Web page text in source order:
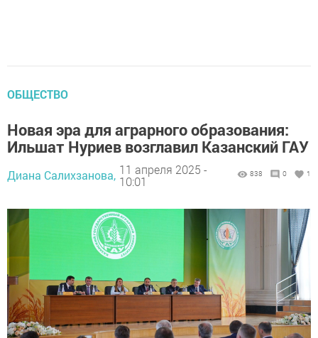
ОБЩЕСТВО
Новая эра для аграрного образования:
Ильшат Нуриев возглавил Казанский ГАУ
Диана Салихзанова, 11 апреля 2025 -
10:01
838 0 1